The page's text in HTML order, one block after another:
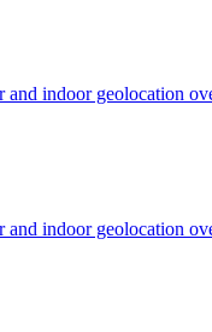
and indoor geolocation
and indoor geolocation